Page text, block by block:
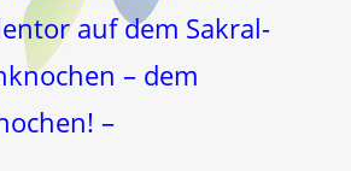
auf dem Sakral-
– dem
–